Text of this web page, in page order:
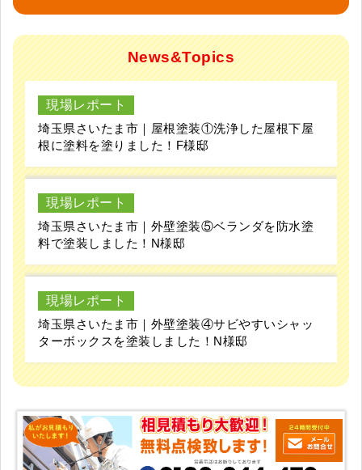
News&Topics
現場レポート
埼玉県さいたま市｜屋根塗装①洗浄した屋根下屋
根に塗料を塗りました！F様邸
現場レポート
埼玉県さいたま市｜外壁塗装⑤ベランダを防水塗
料で塗装しました！N様邸
現場レポート
埼玉県さいたま市｜外壁塗装④サビやすいシャッ
ターボックスを塗装しました！N様邸